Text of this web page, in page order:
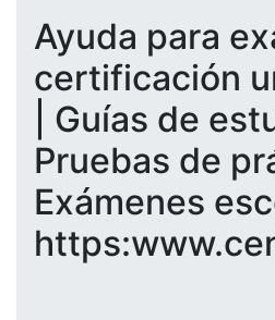
Ayuda para
certificación
| Guías de
Pruebas de
Exámenes